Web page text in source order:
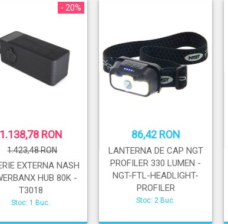
- 20%
1.138,78 RON
1.423,48 RON
EXTERNA NASH
HUB 80K -
T3018
Stoc: 1 Buc.
86,42 RON
LANTERNA DE CAP NGT
PROFILER 330 LUMEN -
NGT-FTL-HEADLIGHT-
PROFILER
Stoc: 2 Buc.